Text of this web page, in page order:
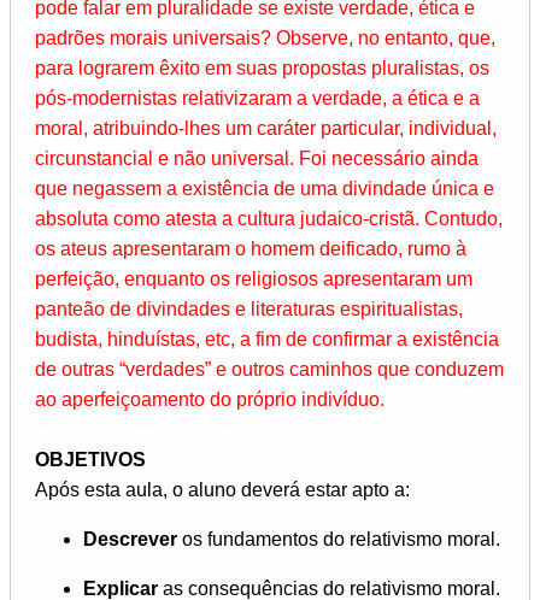
pode falar em pluralidade se existe verdade, ética e
padrões morais universais? Observe, no entanto, que,
para lograrem êxito em suas propostas pluralistas, os
pós-modernistas relativizaram a verdade, a ética e a
moral, atribuindo-lhes um caráter particular, individual,
circunstancial e não universal. Foi necessário ainda
que negassem a existência de uma divindade única e
absoluta como atesta a cultura judaico-cristã. Contudo,
os ateus apresentaram o homem deificado, rumo à
perfeição, enquanto os religiosos apresentaram um
panteão de divindades e literaturas espiritualistas,
budista, hinduístas, etc, a fim de confirmar a existência
de outras “verdades” e outros caminhos que conduzem
ao aperfeiçoamento do próprio indivíduo.
OBJETIVOS
Após esta aula, o aluno deverá estar apto a:
Descrever os fundamentos do relativismo moral.
Explicar as consequências do relativismo moral.